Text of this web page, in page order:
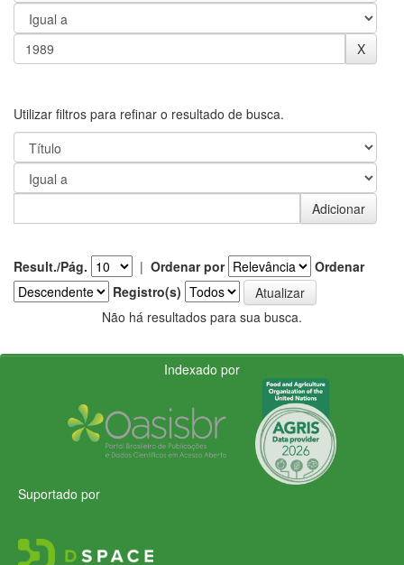
Utilizar filtros para refinar o resultado de busca.
Result./Pág. | Ordenar por
Ordenar
Registro(s)
Não há resultados para sua busca.
Indexado por
Suportado por